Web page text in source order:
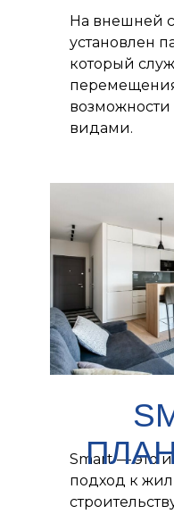
На внешней
установлен
который
возможности
видами.
Smart — это
подход к